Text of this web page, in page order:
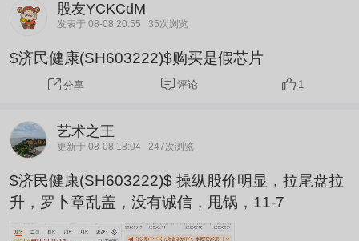
股友YCKCdM
发表于 08-08 20:55 35次浏览
$济民健康(SH603222)$购买是假芯片
分享 评论 1
艺术之王
更新于 08-08 18:04 247次浏览
$济民健康(SH603222)$ 操纵股价明显，拉尾盘拉
升，罗卜章乱盖，没有诚信，甩锅，11-7